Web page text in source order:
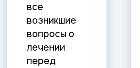
все
возникшие
вопросы о
лечении
перед